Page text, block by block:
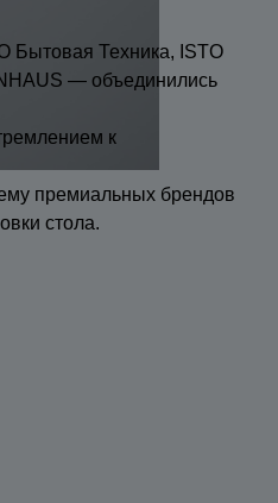
Бытовая Техника, ISTO
— объединились
к
премиальных брендов
стола.